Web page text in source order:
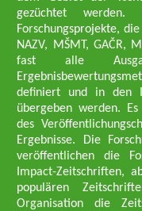
gezüchtet
Forschungsprojekte,
NAZV, MŠMT, GAČR,
fast alle
definiert und in den
übergeben werden.
des
Ergebnisse. Die
veröffentlichen die
Impact-Zeitschriften,
populären
Organisation die